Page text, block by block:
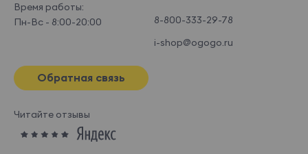
Время работы:
Пн-Вс - 8:00-20:00
8-800-333-29-78
i-shop@ogogo.ru
Обратная связь
Читайте отзывы